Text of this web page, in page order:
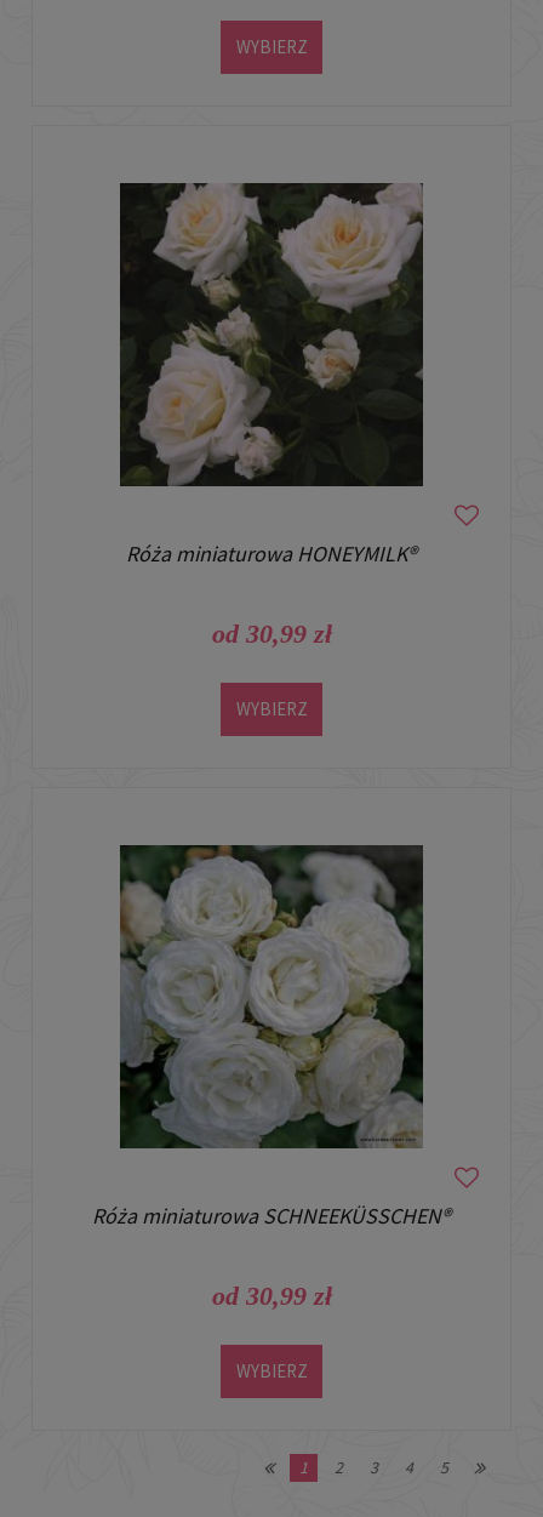
WYBIERZ
Róża miniaturowa HONEYMILK®
od 30,99 zł
WYBIERZ
Róża miniaturowa SCHNEEKÜSSCHEN®
od 30,99 zł
WYBIERZ
1 2 3 4 5